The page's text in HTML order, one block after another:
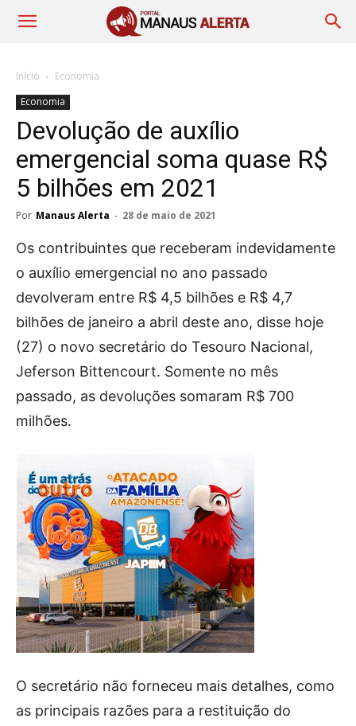
Início
Economia
Economia
Devolução de auxílio
emergencial soma quase R$
5 bilhões em 2021
Por Manaus Alerta - 28 de maio de 2021
Os contribuintes que receberam indevidamente
o auxílio emergencial no ano passado
devolveram entre R$ 4,5 bilhões e R$ 4,7
bilhões de janeiro a abril deste ano, disse hoje
(27) o novo secretário do Tesouro Nacional,
Jeferson Bittencourt. Somente no mês
passado, as devoluções somaram R$ 700
milhões.
O secretário não forneceu mais detalhes, como
as principais razões para a restituição do